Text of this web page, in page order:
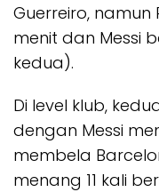
Guerreiro,
menit dan Messi
kedua).
Di level klub,
dengan Messi
membela
menang 11 kali